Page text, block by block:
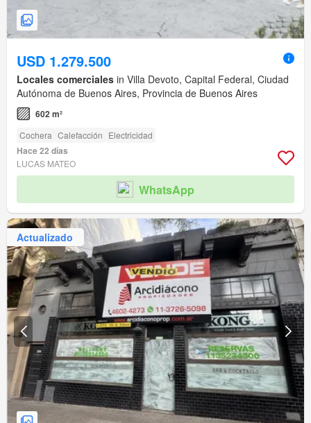
USD 1.279.500
Locales comerciales in Villa Devoto, Capital Federal, Ciudad
Autónoma de Buenos Aires, Provincia de Buenos Aires
602 m²
Cochera Calefacción Electricidad
Hace 22 días
LUCAS MATEO
WhatsApp
Actualizado